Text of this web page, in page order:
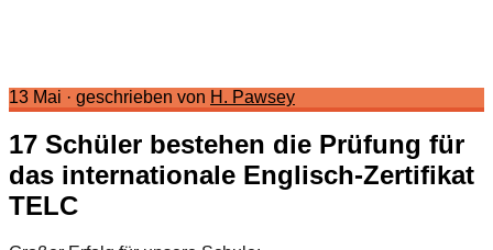
13 Mai · geschrieben von H. Pawsey
17 Schüler bestehen die Prüfung für
das internationale Englisch-Zertifikat
TELC